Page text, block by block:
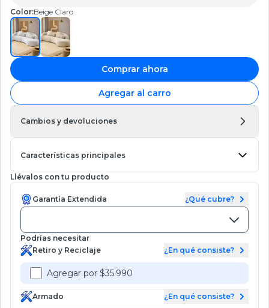
Color:Beige Claro
Comprar ahora
Agregar al carro
Cambios y devoluciones
Características principales
Llévalos con tu producto
Garantía Extendida ¿Qué cubre?
Podrías necesitar
Retiro y Reciclaje
¿En qué consiste?
Agregar por $35.990
Armado ¿En qué consiste?